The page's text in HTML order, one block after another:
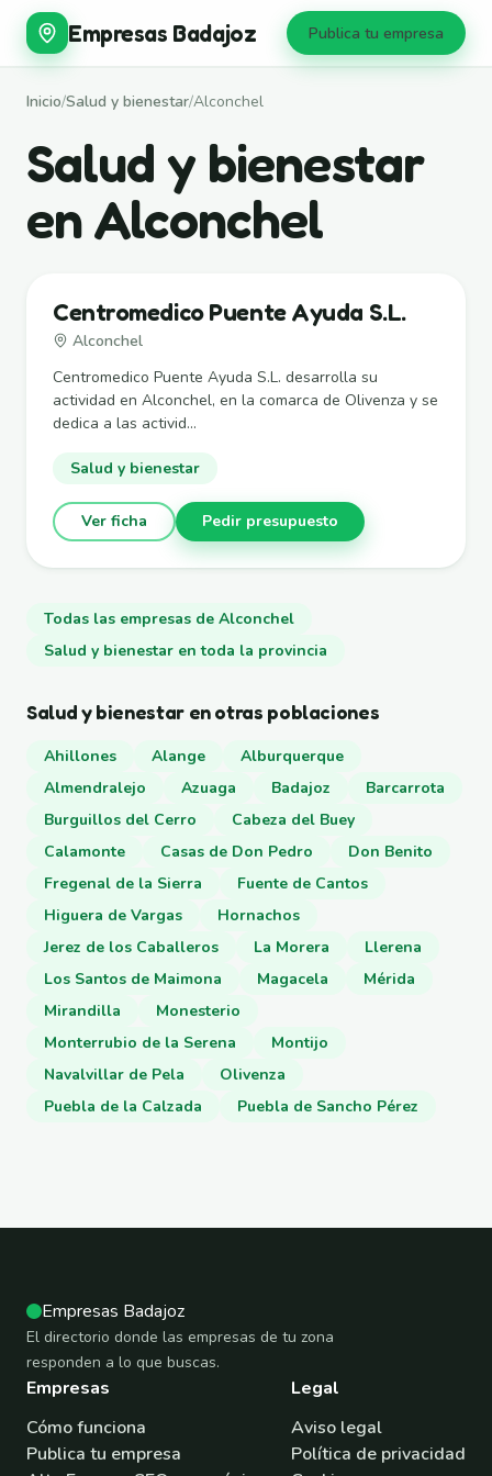
Empresas Badajoz Publica tu empresa
Inicio/Salud y bienestar/Alconchel
Salud y bienestar
en Alconchel
Centromedico Puente Ayuda S.L.
Alconchel
Centromedico Puente Ayuda S.L. desarrolla su
actividad en Alconchel, en la comarca de Olivenza y se
dedica a las activid...
Salud y bienestar
Ver ficha Pedir presupuesto
Todas las empresas de Alconchel
Salud y bienestar en toda la provincia
Salud y bienestar en otras poblaciones
Ahillones Alange
Alburquerque
Almendralejo
Azuaga Badajoz
Barcarrota
Burguillos del Cerro
Cabeza del Buey
Calamonte
Casas de Don Pedro
Don Benito
Fregenal de la Sierra
Fuente de Cantos
Higuera de Vargas
Hornachos
Jerez de los Caballeros
La Morera
Llerena
Los Santos de Maimona
Magacela
Mérida
Mirandilla
Monesterio
Monterrubio de la Serena
Montijo
Navalvillar de Pela
Olivenza
Puebla de la Calzada
Puebla de Sancho Pérez
Empresas Badajoz
El directorio donde las empresas de tu zona
responden a lo que buscas.
Empresas
Cómo funciona
Publica tu empresa
Legal
Aviso legal
Política de privacidad